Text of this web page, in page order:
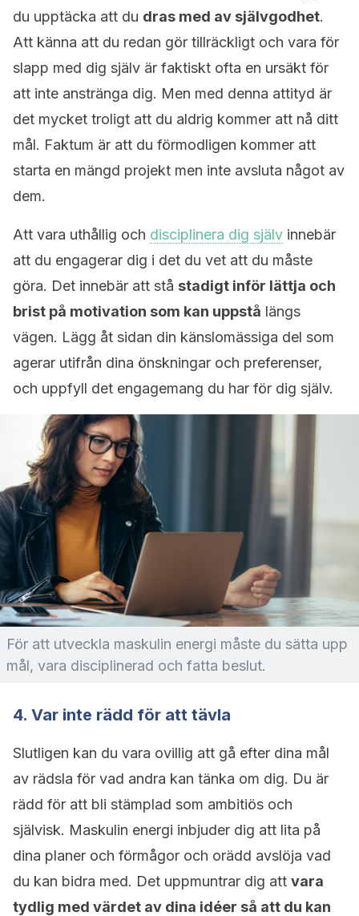
du upptäcka att du dras med av självgodhet.
Att känna att du redan gör tillräckligt och vara för
slapp med dig själv är faktiskt ofta en ursäkt för
att inte anstränga dig. Men med denna attityd är
det mycket troligt att du aldrig kommer att nå ditt
mål. Faktum är att du förmodligen kommer att
starta en mängd projekt men inte avsluta något av
dem.
Att vara uthållig och disciplinera dig själv innebär
att du engagerar dig i det du vet att du måste
göra. Det innebär att stå stadigt inför lättja och
brist på motivation som kan uppstå längs
vägen. Lägg åt sidan din känslomässiga del som
agerar utifrån dina önskningar och preferenser,
och uppfyll det engagemang du har för dig själv.
För att utveckla maskulin energi måste du sätta upp
mål, vara disciplinerad och fatta beslut.
4. Var inte rädd för att tävla
Slutligen kan du vara ovillig att gå efter dina mål
av rädsla för vad andra kan tänka om dig. Du är
rädd för att bli stämplad som ambitiös och
självisk. Maskulin energi inbjuder dig att lita på
dina planer och förmågor och orädd avslöja vad
du kan bidra med. Det uppmuntrar dig att vara
tydlig med värdet av dina idéer så att du kan